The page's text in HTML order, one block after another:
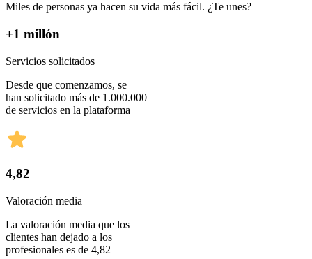
Miles de personas ya hacen su vida más fácil. ¿Te unes?
+1 millón
Servicios solicitados
Desde que comenzamos, se
han solicitado más de 1.000.000
de servicios en la plataforma
4,82
Valoración media
La valoración media que los
clientes han dejado a los
profesionales es de 4,82